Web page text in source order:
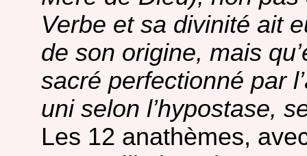
Verbe et sa divinité ait
de son origine, mais
sacré perfectionné par
uni selon l’hypostase,
Les 12 anathèmes,